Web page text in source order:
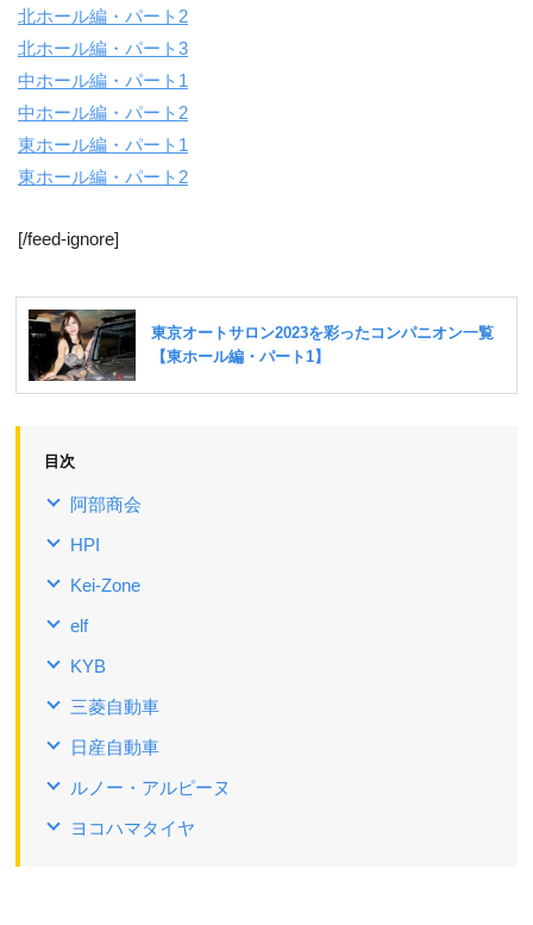
北ホール編・パート2
北ホール編・パート3
中ホール編・パート1
中ホール編・パート2
東ホール編・パート1
東ホール編・パート2
[/feed-ignore]
目次
阿部商会
HPI
Kei-Zone
elf
KYB
三菱自動車
日産自動車
ルノー・アルピーヌ
ヨコハマタイヤ